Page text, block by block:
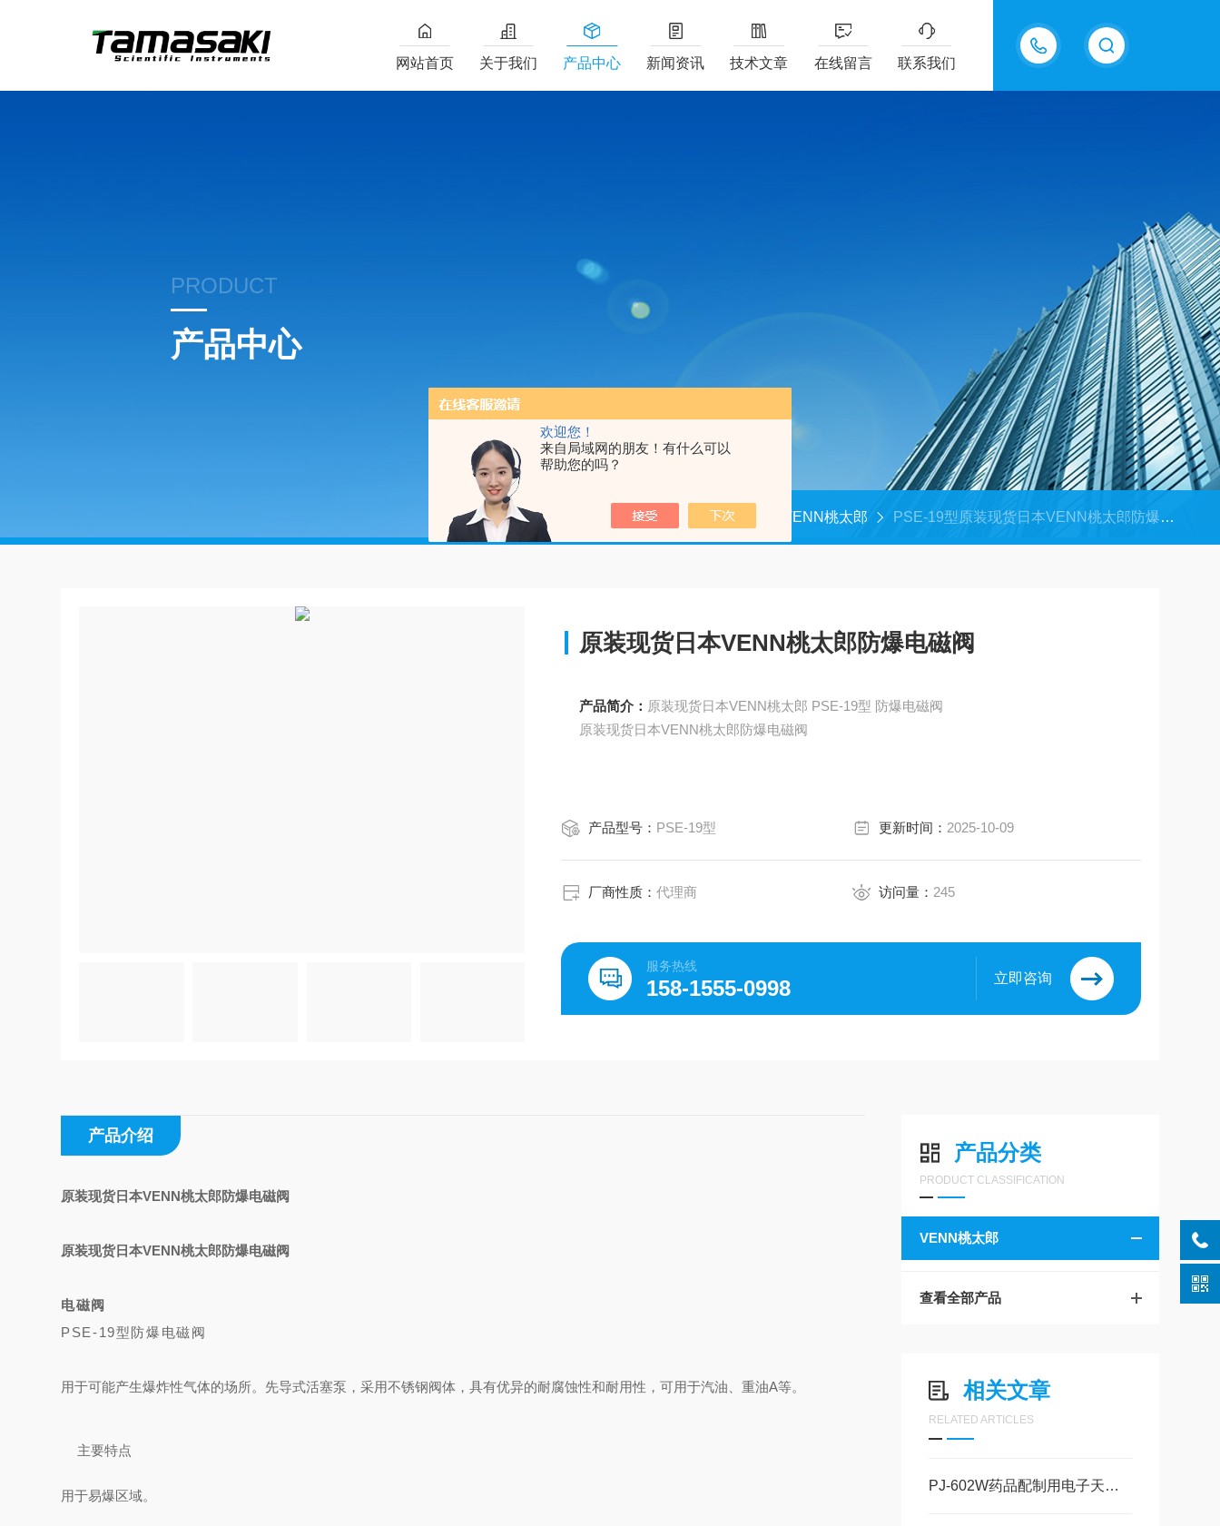
欢迎您！
来自局域网的朋友！有什么可以
帮助您的吗？
15815550998
网站首页 关于我们 产品中心 新闻资讯 技术文章 在线留言 联系我们
PRODUCT
产品中心
首页 产品中心 VENN桃太郎 PSE-19型原装现货日本VENN桃太郎防爆电磁阀
原装现货日本VENN桃太郎防爆电磁阀
产品简介：
原装现货日本VENN桃太郎 PSE-19型 防爆电磁阀
原装现货日本VENN桃太郎防爆电磁阀
产品型号： PSE-19型 更新时间： 2025-10-09
厂商性质：代理商 访问量： 245
服务热线
158-1555-0998 立即咨询
产品分类
PRODUCT CLASSIFICATION
VENN桃太郎
查看全部产品
相关文章
RELATED ARTICLES
PJ-602W药品配制用电子天平VIBRA新光电子玉科原装现货
产品介绍
原装现货日本VENN桃太郎防爆电磁阀
原装现货日本VENN桃太郎防爆电磁阀
电磁阀
PSE-19型防爆电磁阀
用于可能产生爆炸性气体的场所。 先导式活塞泵，采用不锈钢阀体，具有优异的耐腐蚀性和耐用性，可用于汽油、重油A等。
主要特点
用于易爆区域。